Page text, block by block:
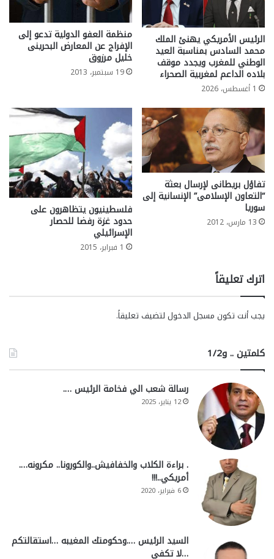
الرئيس الأمريكي يهنئ الملك
محمد السادس بمناسبة العيد
الوطني للمغرب ويجدد موقف
بلاده الداعم لمغربية الصحراء
1 أغسطس، 2026
منظمة العفو الدولية تدعو إلى
الإفراج عن المعارض البحرينى
خليل مرزوق
19 سبتمبر، 2013
تفاؤل بريطانى لإرسال بعثة
“التعاون الإسلامى” الإنسانية إلى
سوريا
13 مارس، 2012
فلسطينيون يتظاهرون على
حدود غزة رفضا للحصار
الإسرائيلي
1 فبراير، 2015
اترك تعليقاً
يجب أنت تكون مسجل الدخول لتضيف تعليقاً.
كلمتين .. و1/2
رسالة شعب الي فخامة الرئيس ….
12 يناير، 2025
. براءة الكلاب والخفافيش..والكورونا.. مكرونه….
أمريكي..!!!
6 فبراير، 2020
السيد الرئيس ….وحكومتك المغيبه …استقالتكم
…لا تكفي